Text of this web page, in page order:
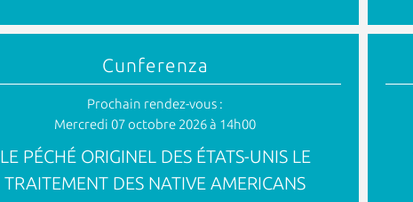
Cunferenza
Prochain rendez-vous :
Mercredi 07 octobre 2026 à 14h00
LE PÉCHÉ ORIGINEL DES ÉTATS-UNIS LE
TRAITEMENT DES NATIVE AMERICANS